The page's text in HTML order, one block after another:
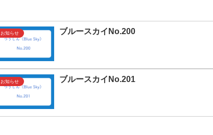
お知らせ ブルースカイNo.200
お知らせ ブルースカイNo.201